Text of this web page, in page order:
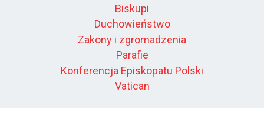
Biskupi
Duchowieństwo
Zakony i zgromadzenia
Parafie
Konferencja Episkopatu Polski
Vatican